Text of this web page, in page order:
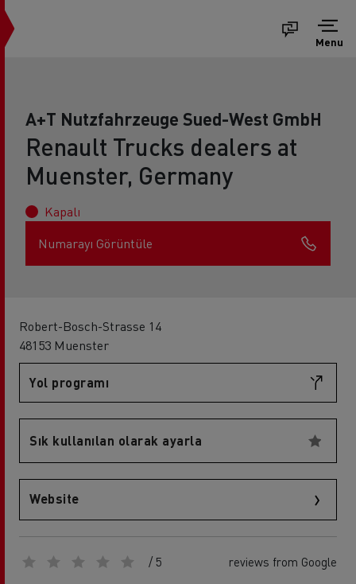
Menu
A+T Nutzfahrzeuge Sued-West GmbH
Renault Trucks dealers at
Muenster, Germany
Kapalı
Numarayı Görüntüle
Robert-Bosch-Strasse 14
48153 Muenster
Yol programı
Sık kullanılan olarak ayarla
Website
/ 5 reviews from Google